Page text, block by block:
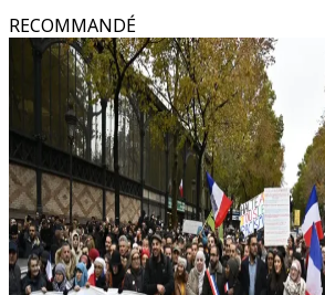
RECOMMANDÉ